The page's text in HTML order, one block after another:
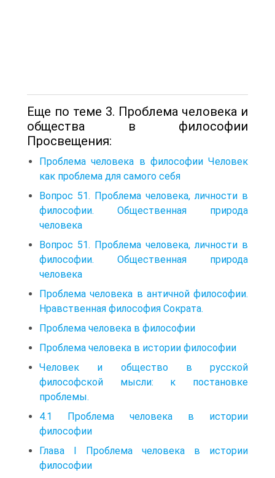
Еще по теме 3. Проблема человека и
общества в философии
Просвещения:
Проблема человека в философии Человек
как проблема для самого себя
Вопрос 51. Проблема человека, личности в
философии. Общественная природа
человека
Вопрос 51. Проблема человека, личности в
философии. Общественная природа
человека
Проблема человека в античной философии.
Нравственная философия Сократа.
Проблема человека в философии
Проблема человека в истории философии
Человек и общество в русской
философской мысли: к постановке
проблемы.
4.1 Проблема человека в истории
философии
Глава I Проблема человека в истории
философии